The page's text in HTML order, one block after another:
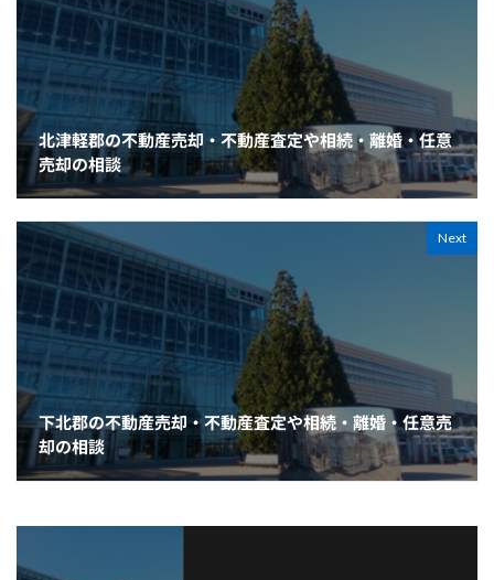
北津軽郡の不動産売却・不動産査定や相続・離婚・任意
売却の相談
Next
下北郡の不動産売却・不動産査定や相続・離婚・任意売
却の相談